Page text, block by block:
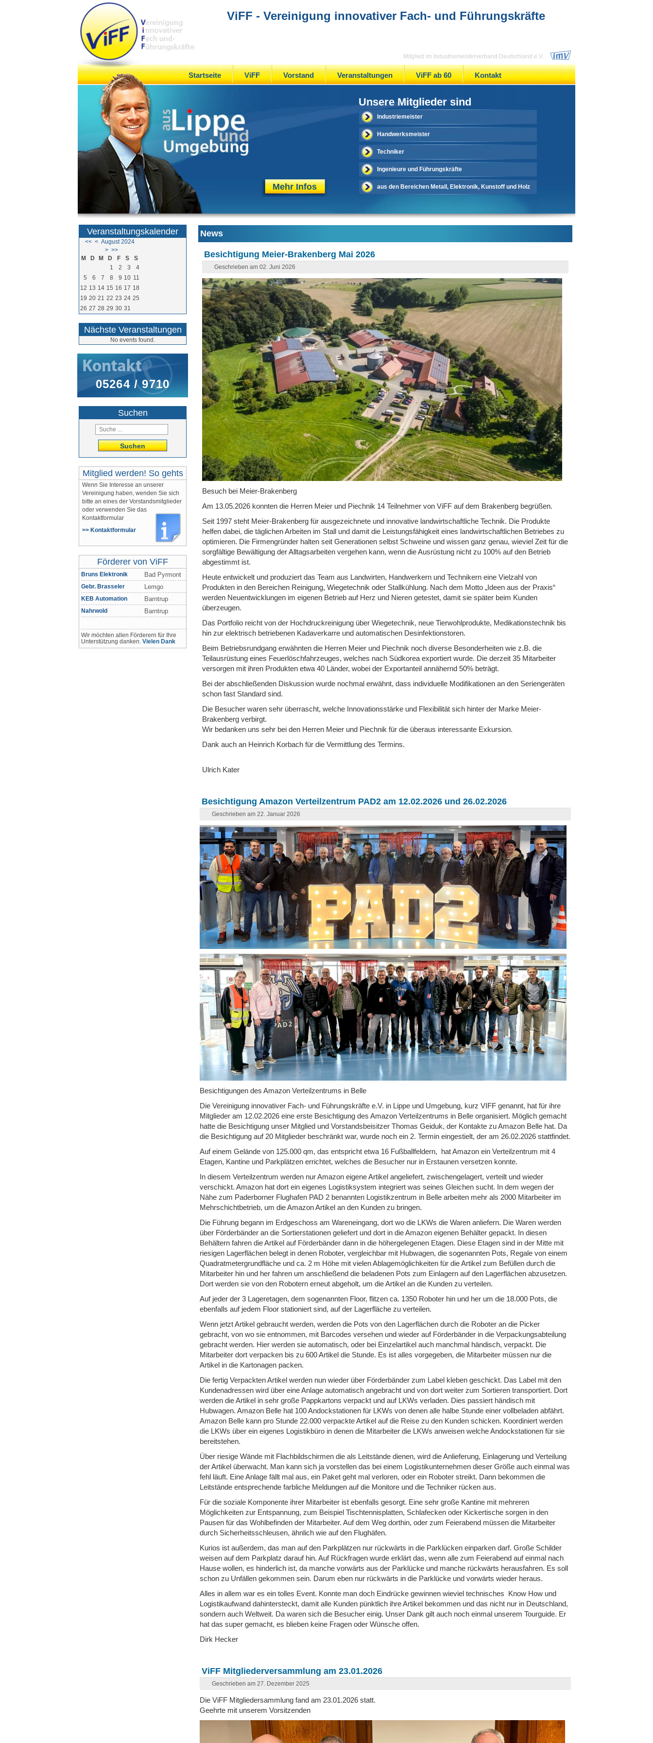
ViFF - Vereinigung innovativer Fach- und Führungskräfte
Mitglied im Industriemeisterverband Deutschland e.V.
Startseite ViFF Vorstand Veranstaltungen ViFF ab 60 Kontakt
Mehr Infos
Unsere Mitglieder sind
Industriemeister
Handwerksmeister
Techniker
Ingenieure und Führungskräfte
aus den Bereichen Metall, Elektronik, Kunstoff und Holz
News
Besichtigung Meier-Brakenberg Mai 2026
Geschrieben am 02. Juni 2026
Besuch bei Meier-Brakenberg
Am 13.05.2026 konnten die Herren Meier und Piechnik 14 Teilnehmer von ViFF auf dem Brakenberg begrüßen.
Seit 1997 steht Meier-Brakenberg für ausgezeichnete und innovative landwirtschaftliche Technik. Die Produkte
helfen dabei, die täglichen Arbeiten im Stall und damit die Leistungsfähigkeit eines landwirtschaftlichen Betriebes zu
optimieren. Die Firmengründer halten seit Generationen selbst Schweine und wissen ganz genau, wieviel Zeit für die
sorgfältige Bewältigung der Alltagsarbeiten vergehen kann, wenn die Ausrüstung nicht zu 100% auf den Betrieb
abgestimmt ist.
Heute entwickelt und produziert das Team aus Landwirten, Handwerkern und Technikern eine Vielzahl von
Produkten in den Bereichen Reinigung, Wiegetechnik oder Stallkühlung. Nach dem Motto „Ideen aus der Praxis“
werden Neuentwicklungen im eigenen Betrieb auf Herz und Nieren getestet, damit sie später beim Kunden
überzeugen.
Das Portfolio reicht von der Hochdruckreinigung über Wiegetechnik, neue Tierwohlprodukte, Medikationstechnik bis
hin zur elektrisch betriebenen Kadaverkarre und automatischen Desinfektionstoren.
Beim Betriebsrundgang erwähnten die Herren Meier und Piechnik noch diverse Besonderheiten wie z.B. die
Teilausrüstung eines Feuerlöschfahrzeuges, welches nach Südkorea exportiert wurde. Die derzeit 35 Mitarbeiter
versorgen mit ihren Produkten etwa 40 Länder, wobei der Exportanteil annähernd 50% beträgt.
Bei der abschließenden Diskussion wurde nochmal erwähnt, dass individuelle Modifikationen an den Seriengeräten
schon fast Standard sind.
Die Besucher waren sehr überrascht, welche Innovationsstärke und Flexibilität sich hinter der Marke Meier-
Brakenberg verbirgt.
Wir bedanken uns sehr bei den Herren Meier und Piechnik für die überaus interessante Exkursion.
Dank auch an Heinrich Korbach für die Vermittlung des Termins.
Ulrich Kater
Besichtigung Amazon Verteilzentrum PAD2 am 12.02.2026 und 26.02.2026
Geschrieben am 22. Januar 2026
Besichtigungen des Amazon Verteilzentrums in Belle
Die Vereinigung innovativer Fach- und Führungskräfte e.V. in Lippe und Umgebung, kurz VIFF genannt, hat für ihre
Mitglieder am 12.02.2026 eine erste Besichtigung des Amazon Verteilzentrums in Belle organisiert. Möglich gemacht
hatte die Besichtigung unser Mitglied und Vorstandsbeisitzer Thomas Geiduk, der Kontakte zu Amazon Belle hat. Da
die Besichtigung auf 20 Mitglieder beschränkt war, wurde noch ein 2. Termin eingestielt, der am 26.02.2026 stattfindet.
Auf einem Gelände von 125.000 qm, das entspricht etwa 16 Fußballfeldern, hat Amazon ein Verteilzentrum mit 4
Etagen, Kantine und Parkplätzen errichtet, welches die Besucher nur in Erstaunen versetzen konnte.
In diesem Verteilzentrum werden nur Amazon eigene Artikel angeliefert, zwischengelagert, verteilt und wieder
verschickt. Amazon hat dort ein eigenes Logistiksystem integriert was seines Gleichen sucht. In dem wegen der
Nähe zum Paderborner Flughafen PAD 2 benannten Logistikzentrum in Belle arbeiten mehr als 2000 Mitarbeiter im
Mehrschichtbetrieb, um die Amazon Artikel an den Kunden zu bringen.
Die Führung begann im Erdgeschoss am Wareneingang, dort wo die LKWs die Waren anliefern. Die Waren werden
über Förderbänder an die Sortierstationen geliefert und dort in die Amazon eigenen Behälter gepackt. In diesen
Behältern fahren die Artikel auf Förderbänder dann in die höhergelegenen Etagen. Diese Etagen sind in der Mitte mit
riesigen Lagerflächen belegt in denen Roboter, vergleichbar mit Hubwagen, die sogenannten Pots, Regale von einem
Quadratmetergrundfläche und ca. 2 m Höhe mit vielen Ablagemöglichkeiten für die Artikel zum Befüllen durch die
Mitarbeiter hin und her fahren um anschließend die beladenen Pots zum Einlagern auf den Lagerflächen abzusetzen.
Dort werden sie von den Robotern erneut abgeholt, um die Artikel an die Kunden zu verteilen.
Auf jeder der 3 Lageretagen, dem sogenannten Floor, flitzen ca. 1350 Roboter hin und her um die 18.000 Pots, die
ebenfalls auf jedem Floor stationiert sind, auf der Lagerfläche zu verteilen.
Wenn jetzt Artikel gebraucht werden, werden die Pots von den Lagerflächen durch die Roboter an die Picker
gebracht, von wo sie entnommen, mit Barcodes versehen und wieder auf Förderbänder in die Verpackungsabteilung
gebracht werden. Hier werden sie automatisch, oder bei Einzelartikel auch manchmal händisch, verpackt. Die
Mitarbeiter dort verpacken bis zu 600 Artikel die Stunde. Es ist alles vorgegeben, die Mitarbeiter müssen nur die
Artikel in die Kartonagen packen.
Die fertig Verpackten Artikel werden nun wieder über Förderbänder zum Label kleben geschickt. Das Label mit den
Kundenadressen wird über eine Anlage automatisch angebracht und von dort weiter zum Sortieren transportiert. Dort
werden die Artikel in sehr große Pappkartons verpackt und auf LKWs verladen. Dies passiert händisch mit
Hubwagen. Amazon Belle hat 100 Andockstationen für LKWs von denen alle halbe Stunde einer vollbeladen abfährt.
Amazon Belle kann pro Stunde 22.000 verpackte Artikel auf die Reise zu den Kunden schicken. Koordiniert werden
die LKWs über ein eigenes Logistikbüro in denen die Mitarbeiter die LKWs anweisen welche Andockstationen für sie
bereitstehen.
Über riesige Wände mit Flachbildschirmen die als Leitstände dienen, wird die Anlieferung, Einlagerung und Verteilung
der Artikel überwacht. Man kann sich ja vorstellen das bei einem Logistikunternehmen dieser Größe auch einmal was
fehl läuft. Eine Anlage fällt mal aus, ein Paket geht mal verloren, oder ein Roboter streikt. Dann bekommen die
Leitstände entsprechende farbliche Meldungen auf die Monitore und die Techniker rücken aus.
Für die soziale Komponente ihrer Mitarbeiter ist ebenfalls gesorgt. Eine sehr große Kantine mit mehreren
Möglichkeiten zur Entspannung, zum Beispiel Tischtennisplatten, Schlafecken oder Kickertische sorgen in den
Pausen für das Wohlbefinden der Mitarbeiter. Auf dem Weg dorthin, oder zum Feierabend müssen die Mitarbeiter
durch Sicherheitsschleusen, ähnlich wie auf den Flughäfen.
Kurios ist außerdem, das man auf den Parkplätzen nur rückwärts in die Parklücken einparken darf. Große Schilder
weisen auf dem Parkplatz darauf hin. Auf Rückfragen wurde erklärt das, wenn alle zum Feierabend auf einmal nach
Hause wollen, es hinderlich ist, da manche vorwärts aus der Parklücke und manche rückwärts herausfahren. Es soll
schon zu Unfällen gekommen sein. Darum eben nur rückwärts in die Parklücke und vorwärts wieder heraus.
Alles in allem war es ein tolles Event. Konnte man doch Eindrücke gewinnen wieviel technisches Know How und
Logistikaufwand dahintersteckt, damit alle Kunden pünktlich ihre Artikel bekommen und das nicht nur in Deutschland,
sondern auch Weltweit. Da waren sich die Besucher einig. Unser Dank gilt auch noch einmal unserem Tourguide. Er
hat das super gemacht, es blieben keine Fragen oder Wünsche offen.
Dirk Hecker
ViFF Mitgliederversammlung am 23.01.2026
Geschrieben am 27. Dezember 2025
Die ViFF Mitgliedersammlung fand am 23.01.2026 statt.
Geehrte mit unserem Vorsitzenden
Veranstaltungskalender
<< < August 2024
> >>
M
D M D F S
S
1
2 3
4
5
6 7 8 9 10 11
12 13 14 15 16 17 18
19 20 21 22 23 24 25
26 27 28 29 30 31
Nächste Veranstaltungen
No events found.
05264 / 9710
Suchen
Suchen
Mitglied werden! So gehts
Wenn Sie Interesse an unserer
Vereinigung haben, wenden Sie sich
bitte an eines der Vorstandsmitglieder
oder verwenden Sie das
Kontaktformular
>> Kontaktformular
Förderer von ViFF
Bruns Elektronik Bad Pyrmont
Gebr. Brasseler Lemgo
KEB Automation Barntrup
Nahrwold Barntrup
Wir möchten allen Förderern für Ihre
Unterstützung danken. Vielen Dank